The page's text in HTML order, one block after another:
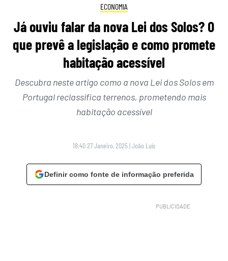
ECONOMIA
Já ouviu falar da nova Lei dos Solos? O
que prevê a legislação e como promete
habitação acessível
Descubra neste artigo como a nova Lei dos Solos em
Portugal reclassifica terrenos, prometendo mais
habitação acessível
18:40 27 Janeiro, 2025 |João Luís
Definir como fonte de informação preferida